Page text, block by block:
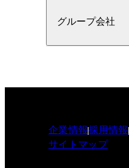
グループ会社
企業情報採用情報
サイトマップ